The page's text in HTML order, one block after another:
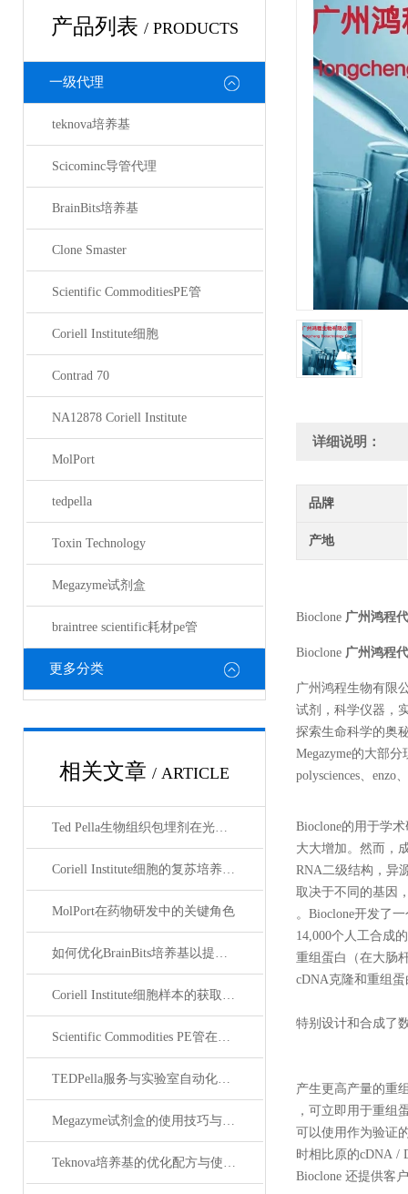
产品列表 / PRODUCTS
一级代理
teknova培养基
Scicominc导管代理
BrainBits培养基
Clone Smaster
Scientific CommoditiesPE管
Coriell Institute细胞
Contrad 70
NA12878 Coriell Institute
MolPort
tedpella
Toxin Technology
Megazyme试剂盒
braintree scientific耗材pe管
更多分类
相关文章 / ARTICLE
Ted Pella生物组织包埋剂在光镜与电镜联用技术中的应用
Coriell Institute细胞的复苏培养与质量控制规范
MolPort在药物研发中的关键角色
如何优化BrainBits培养基以提高实验效果？
Coriell Institute细胞样本的获取与应用指南
Scientific Commodities PE管在环保实验中的作用
TEDPella服务与实验室自动化设备的整合
Megazyme试剂盒的使用技巧与实验优化方法
Teknova培养基的优化配方与使用技巧
详细说明：
品牌
产地
Bioclone 广州鸿程
Bioclone 广州鸿程
广州鸿程生物有限
试剂，科学仪器，
探索生命科学的奥
Megazyme的大部
polysciences、enzo
Bioclone的用于学
大大增加。然而，
RNA二级结构，异
取决于不同的基因
。Bioclone开发了一
14,000个人工合成
重组蛋白（在大肠
cDNA克隆和重组
特别设计和合成了
产生更高产量的重
，可立即用于重组
可以使用作为验证
时相比原的cDNA /
Bioclone 还提供客